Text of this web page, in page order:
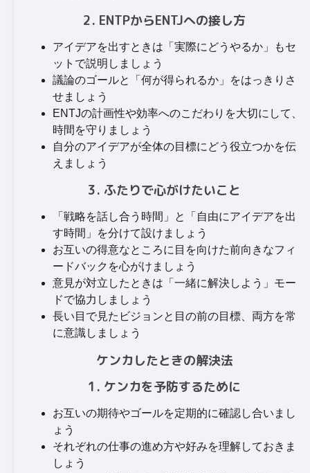
2. ENTPからENTJへの接し方
アイデアを出すときは「実際にどうやるか」もセ
ットで説明しましょう
議論のゴールと「何が得られるか」をはっきりさ
せましょう
ENTJの計画性や効率へのこだわりを大切にして、
時間を守りましょう
自分のアイデアが全体の目標にどう役立つかを伝
えましょう
3. ふたりで心がけたいこと
「戦略を話し合う時間」と「自由にアイデアを出
す時間」を分けて設けましょう
お互いの得意なところに目を向けた前向きなフィ
ードバックを心がけましょう
意見が対立したときは「一緒に解決しよう」モー
ドで協力しましょう
長い目で見たビジョンと目の前の目標、両方を常
に意識しましょう
ケンカしたときの解決法
1. ケンカを予防するために
お互いの期待やゴールを定期的に確認し合いまし
ょう
それぞれの仕事の進め方や好みを理解しておきま
しょう